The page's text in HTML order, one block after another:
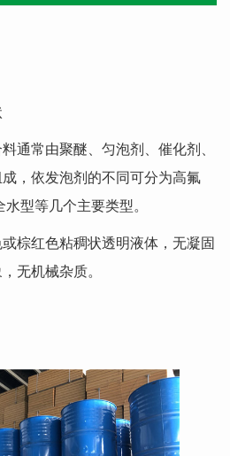
通常由聚醚、匀泡剂、催化剂、
，依发泡剂的不同可分为高氟
型等几个主要类型。
棕红色粘稠状透明液体，无凝固
无机械杂质。